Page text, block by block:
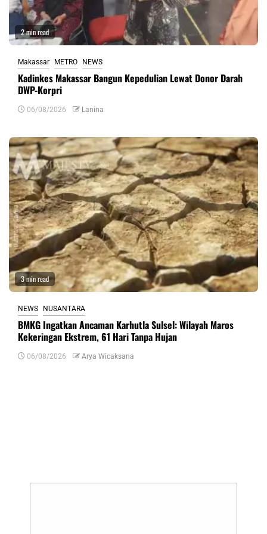
2 min read
Makassar METRO NEWS
Kadinkes Makassar Bangun Kepedulian Lewat Donor Darah
DWP-Korpri
06/08/2026 Lanina
3 min read
NEWS NUSANTARA
BMKG Ingatkan Ancaman Karhutla Sulsel: Wilayah Maros
Kekeringan Ekstrem, 61 Hari Tanpa Hujan
06/08/2026 Arya Wicaksana